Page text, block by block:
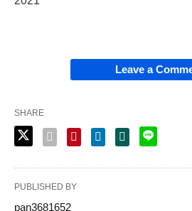
Leave a
SHARE
PUBLISHED BY
pan3681652